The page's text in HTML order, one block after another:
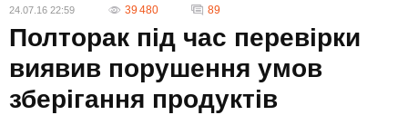
24.07.16 22:59 39 480 89
Полторак під час перевірки
виявив порушення умов
зберігання продуктів